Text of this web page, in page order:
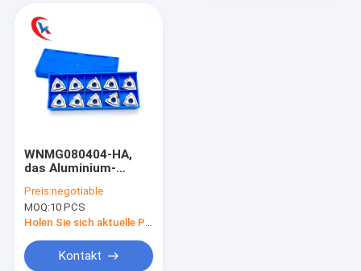
WNMG080404-HA,
das Aluminium-
Drehenfaden-Größe
des blatt-Einsatz-M5
verarbeitet
Preis:negotiable
MOQ:10 PCS
Kontakt